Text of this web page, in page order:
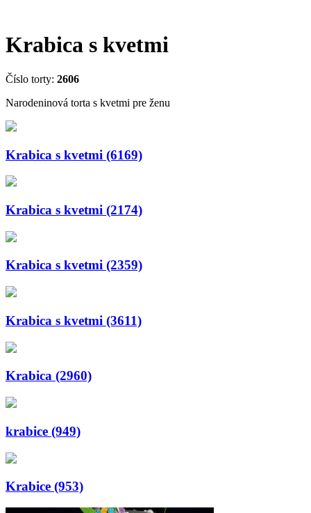
Krabica s kvetmi
Číslo torty: 2606
Narodeninová torta s kvetmi pre ženu
Krabica s kvetmi (6169)
Krabica s kvetmi (2174)
Krabica s kvetmi (2359)
Krabica s kvetmi (3611)
Krabica (2960)
krabice (949)
Krabice (953)